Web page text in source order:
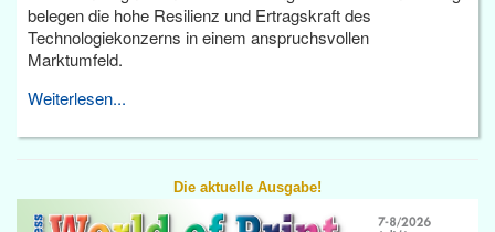
belegen die hohe Resilienz und Ertragskraft des
Technologiekonzerns in einem anspruchsvollen
Marktumfeld.
Weiterlesen...
Die aktuelle Ausgabe!